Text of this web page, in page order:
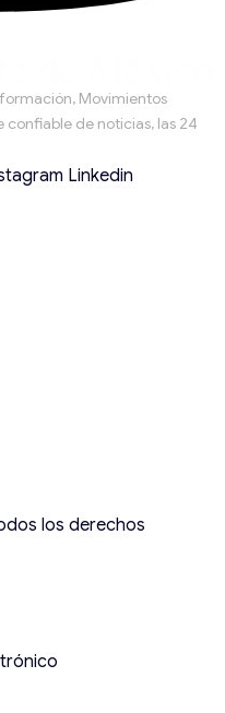
Movimientos
confiable de noticias, las 24
Linkedin
los derechos